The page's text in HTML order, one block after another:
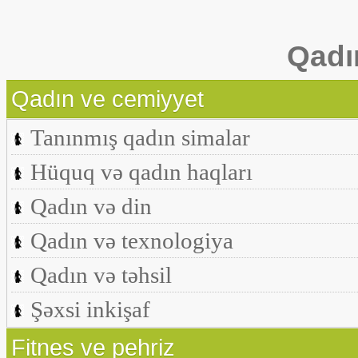
Qadın ve cemiyyet
Tanınmış qadın simalar
Hüquq və qadın haqları
Qadın və din
Qadın və texnologiya
Qadın və təhsil
Şəxsi inkişaf
Fitnes ve pehriz